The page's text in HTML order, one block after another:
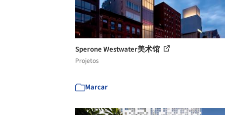
Sperone Westwater美术馆
Projetos
Marcar